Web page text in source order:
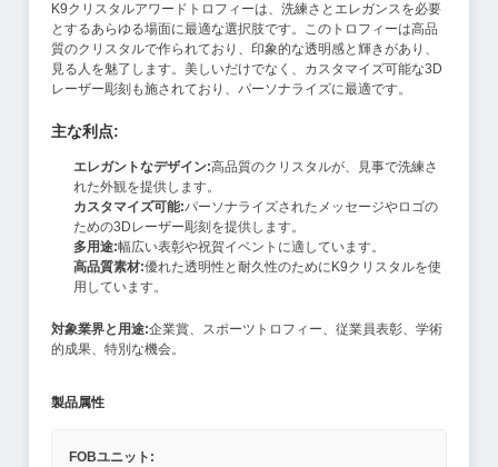
K9クリスタルアワードトロフィーは、洗練さとエレガンスを必要
とするあらゆる場面に最適な選択肢です。このトロフィーは高品
質のクリスタルで作られており、印象的な透明感と輝きがあり、
見る人を魅了します。美しいだけでなく、カスタマイズ可能な3D
レーザー彫刻も施されており、パーソナライズに最適です。
主な利点:
エレガントなデザイン:高品質のクリスタルが、見事で洗練さ
れた外観を提供します。
カスタマイズ可能:パーソナライズされたメッセージやロゴの
ための3Dレーザー彫刻を提供します。
多用途:幅広い表彰や祝賀イベントに適しています。
高品質素材:優れた透明性と耐久性のためにK9クリスタルを使
用しています。
対象業界と用途:企業賞、スポーツトロフィー、従業員表彰、学術
的成果、特別な機会。
製品属性
FOBユニット: